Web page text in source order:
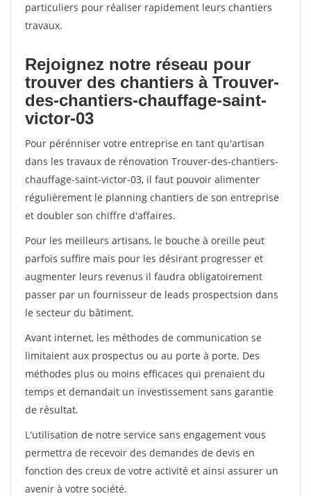
particuliers pour réaliser rapidement leurs chantiers
travaux.
Rejoignez notre réseau pour
trouver des chantiers à Trouver-
des-chantiers-chauffage-saint-
victor-03
Pour pérénniser votre entreprise en tant qu'artisan
dans les travaux de rénovation Trouver-des-chantiers-
chauffage-saint-victor-03, il faut pouvoir alimenter
régulièrement le planning chantiers de son entreprise
et doubler son chiffre d'affaires.
Pour les meilleurs artisans, le bouche à oreille peut
parfois suffire mais pour les désirant progresser et
augmenter leurs revenus il faudra obligatoirement
passer par un fournisseur de leads prospectsion dans
le secteur du bâtiment.
Avant internet, les méthodes de communication se
limitaient aux prospectus ou au porte à porte. Des
méthodes plus ou moins efficaces qui prenaient du
temps et demandait un investissement sans garantie
de résultat.
L'utilisation de notre service sans engagement vous
permettra de recevoir des demandes de devis en
fonction des creux de votre activité et ainsi assurer un
avenir à votre société.